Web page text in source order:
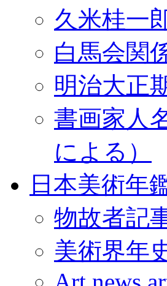
久米桂一
白馬会関
明治大正
書画家人
による）
日本美術年
物故者記
美術界年